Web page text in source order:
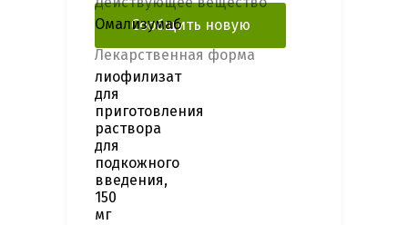
Сообщить новую
информацию
Омализумаб
Лекарственная форма
лиофилизат
для
приготовления
раствора
для
подкожного
введения,
150
мг